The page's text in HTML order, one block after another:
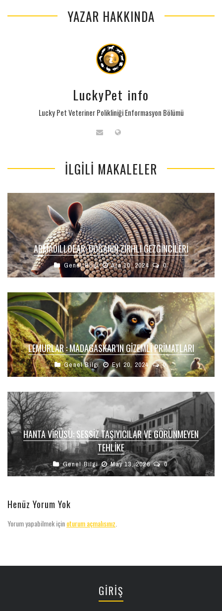
YAZAR HAKKINDA
LuckyPet info
Lucky Pet Veteriner Polikliniği Enformasyon Bölümü
İLGILI MAKALELER
ARMADILLOLAR: DOĞANIN ZIRHLI GEZGINCILERI
Genel Bilgi Ara 10, 2024 0
LEMURLAR : MADAGASKAR’IN GIZEMLI PRIMATLARI
Genel Bilgi Eyl 20, 2024 0
HANTA VIRÜSÜ: SESSIZ TAŞIYICILAR VE GÖRÜNMEYEN
TEHLIKE
Genel Bilgi May 13, 2026 0
Henüz Yorum Yok
Yorum yapabilmek içinoturum açmalısınız
GİRİŞ